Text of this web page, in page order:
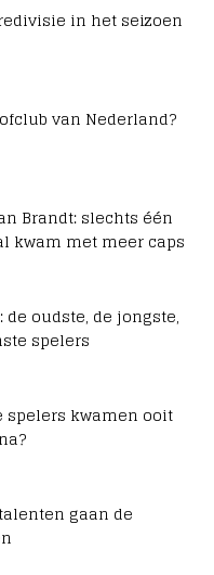
in het seizoen
van Nederland?
Brandt: slechts één
kwam met meer caps
de oudste, de jongste,
spelers
spelers kwamen ooit
gaan de